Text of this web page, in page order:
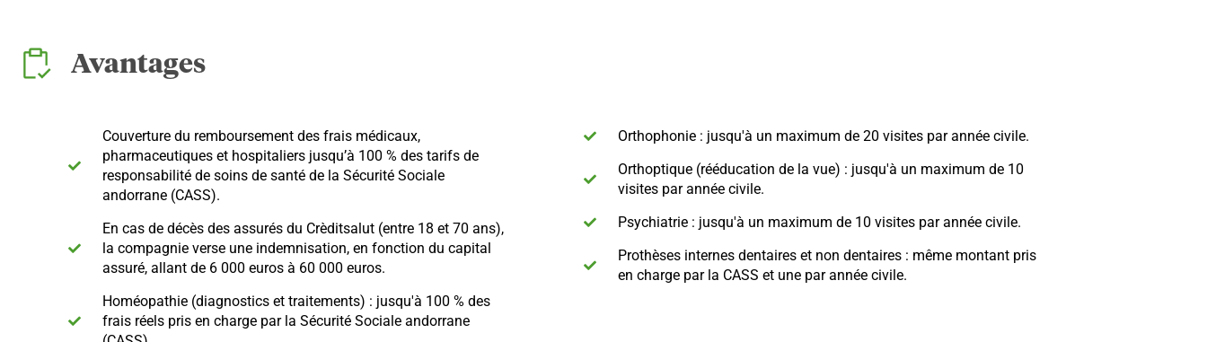
Avantages
Couverture du remboursement des frais médicaux,
pharmaceutiques et hospitaliers jusqu’à 100 % des tarifs de
responsabilité de soins de santé de la Sécurité Sociale
andorrane (CASS).
En cas de décès des assurés du Crèditsalut (entre 18 et 70 ans),
la compagnie verse une indemnisation, en fonction du capital
assuré, allant de 6 000 euros à 60 000 euros.
Homéopathie (diagnostics et traitements) : jusqu'à 100 % des
frais réels pris en charge par la Sécurité Sociale andorrane
Orthophonie : jusqu'à un maximum de 20 visites par année civile.
Orthoptique (rééducation de la vue) : jusqu'à un maximum de 10
visites par année civile.
Psychiatrie : jusqu'à un maximum de 10 visites par année civile.
Prothèses internes dentaires et non dentaires : même montant pris
en charge par la CASS et une par année civile.